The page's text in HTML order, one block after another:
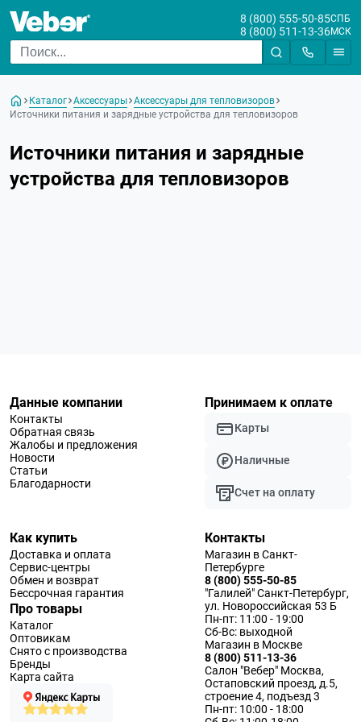
8 (800) 555-50-85СПБ
8 (800) 511-13-36МСК
Каталог Аксессуары Аксессуары для тепловизоров
Источники питания и зарядные устройства для тепловизоров
Источники питания и зарядные
устройства для тепловизоров
Данные компании
Контакты
Обратная связь
Жалобы и предложения
Новости
Статьи
Благодарности
Принимаем к оплате
Карты
Наличные
Счет на оплату
Как купить
Доставка и оплата
Сервис-центры
Обмен и возврат
Бессрочная гарантия
Про товары
Каталог
Оптовикам
Снято с производства
Бренды
Карта сайта
Контакты
Магазин в Санкт-
Петербурге
8 (800) 555-50-85
"Галилей" Санкт-Петербург,
ул. Новороссийская 53 Б
Пн-пт: 11:00 - 19:00
Сб-Вс: выходной
Магазин в Москве
8 (800) 511-13-36
Салон "Вебер" Москва,
Остаповский проезд, д.5,
строение 4, подъезд 3
Пн-пт: 10:00 - 18:00